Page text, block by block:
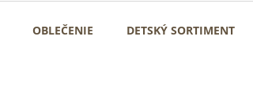
OBLEČENIE DETSKÝ SORTIMENT